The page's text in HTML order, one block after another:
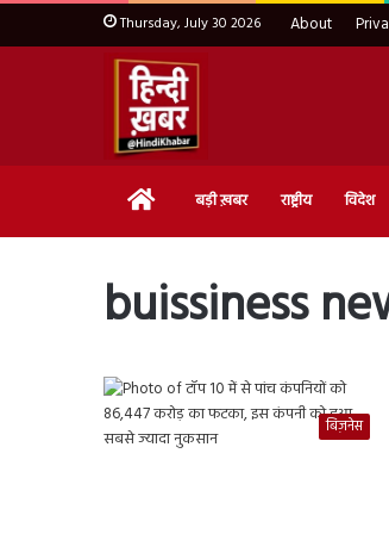
Thursday, July 30 2026 About
Home बड़ी ख़बर राष्ट्रीय विदेश
buissiness
बिज़नेस